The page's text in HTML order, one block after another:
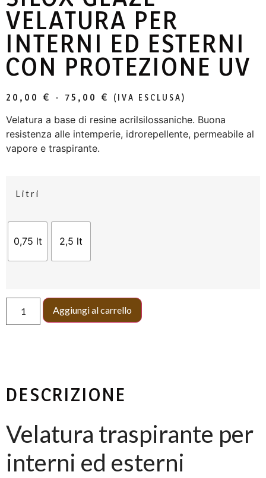
VELATURA PER
INTERNI ED ESTERNI
CON PROTEZIONE UV
20,00 € - 75,00 € (IVA ESCLUSA)
Velatura a base di resine acrilsilossaniche. Buona
resistenza alle intemperie, idrorepellente, permeabile al
vapore e traspirante.
Litri
0,75 lt 2,5 lt
Aggiungi al carrello
DESCRIZIONE
Velatura traspirante per
interni ed esterni